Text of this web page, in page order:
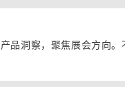
洞察，聚焦展会方向。